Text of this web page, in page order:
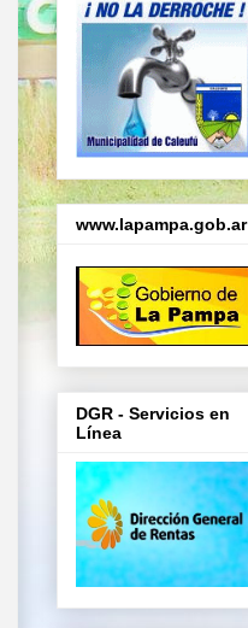
www.lapampa.gob.ar
DGR - Servicios en
Línea